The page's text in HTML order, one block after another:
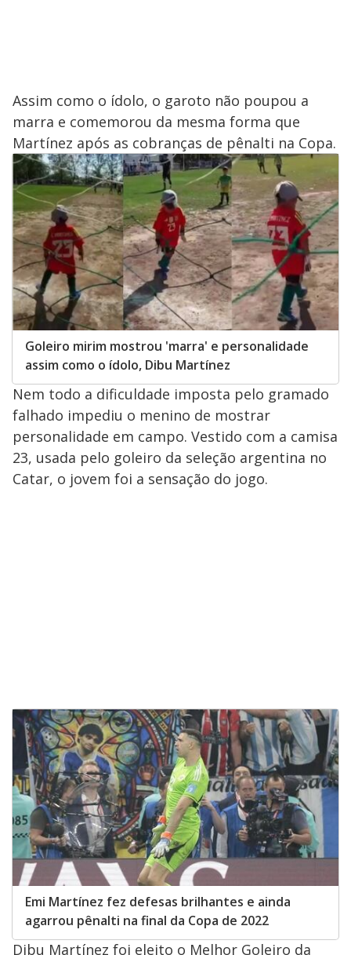
Assim como o ídolo, o garoto não poupou a
marra e comemorou da mesma forma que
Martínez após as cobranças de pênalti na Copa.
Goleiro mirim mostrou 'marra' e personalidade
assim como o ídolo, Dibu Martínez
Nem todo a dificuldade imposta pelo gramado
falhado impediu o menino de mostrar
personalidade em campo. Vestido com a camisa
23, usada pelo goleiro da seleção argentina no
Catar, o jovem foi a sensação do jogo.
Emi Martínez fez defesas brilhantes e ainda
agarrou pênalti na final da Copa de 2022
Dibu Martínez foi eleito o Melhor Goleiro da